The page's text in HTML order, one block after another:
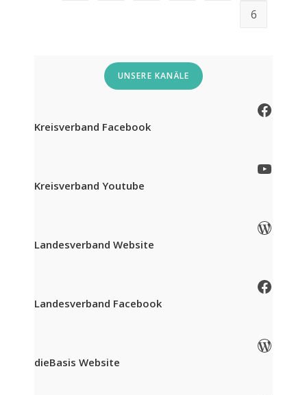
6
UNSERE KANÄLE
Facebook
Kreisverband Facebook
YouTube
Kreisverband Youtube
WordPress
Landesverband Website
Facebook
Landesverband Facebook
WordPress
dieBasis Website